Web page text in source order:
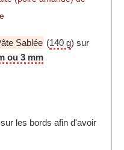
Sablée (140 g) sur
ou 3 mm
les bords afin d'avoir